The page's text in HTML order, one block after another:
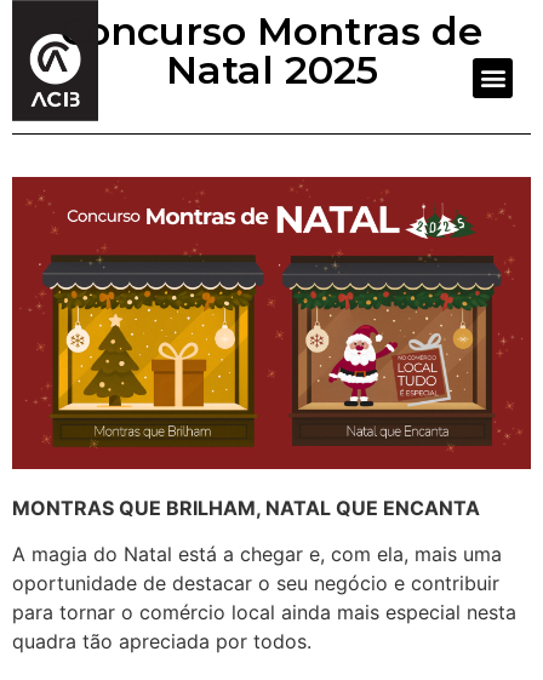
Concurso Montras de
Natal 2025
MONTRAS QUE BRILHAM, NATAL QUE ENCANTA
A magia do Natal está a chegar e, com ela, mais uma
oportunidade de destacar o seu negócio e contribuir
para tornar o comércio local ainda mais especial nesta
quadra tão apreciada por todos.